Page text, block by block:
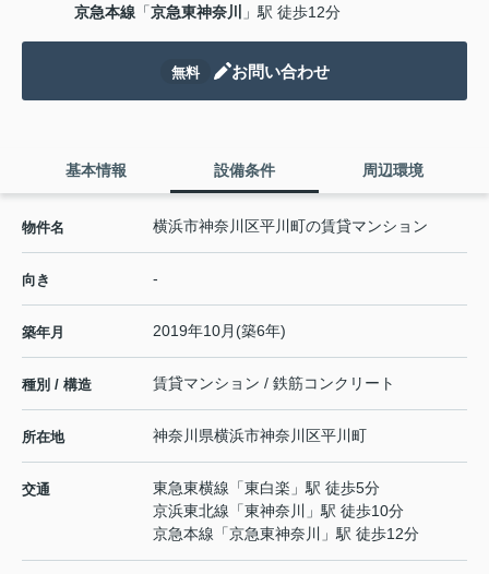
京急本線 「京急東神奈川 」駅 徒歩12分
無料 お問い合わせ
基本情報 設備条件 周辺環境
物件名 横浜市神奈川区平川町の賃貸マンション
向き -
築年月 2019年10月(築6年)
種別 / 構造 賃貸マンション / 鉄筋コンクリート
所在地 神奈川県横浜市神奈川区平川町
交通 東急東横線 「東白楽 」駅 徒歩5分
京浜東北線 「東神奈川
」駅 徒歩10分
京急本線 「京急東神奈川 」駅 徒歩12分